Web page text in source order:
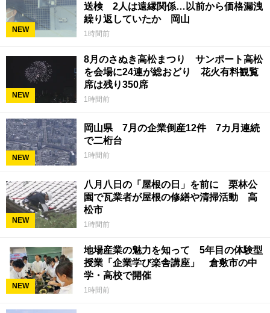
NEW
送検 2人は遠縁関係…以前から価格漏洩
繰り返していたか 岡山
1時間前
NEW
8月のさぬき高松まつり サンポート高松
を会場に24連が総おどり 花火有料観覧
席は残り350席
1時間前
NEW
岡山県 7月の企業倒産12件 7カ月連続
で二桁台
1時間前
NEW
八月八日の「屋根の日」を前に 栗林公
園で瓦業者が屋根の修繕や清掃活動 高
松市
1時間前
NEW
地場産業の魅力を知って 5年目の体験型
授業「企業学び楽舎講座」 倉敷市の中
学・高校で開催
1時間前